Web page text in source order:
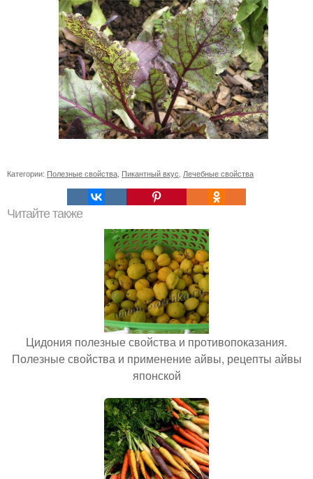
Категории: Полезные свойства Пикантный вкус Лечебные свойства
Читайте также
Цидония полезные свойства и противопоказания.
Полезные свойства и применение айвы, рецепты айвы
японской